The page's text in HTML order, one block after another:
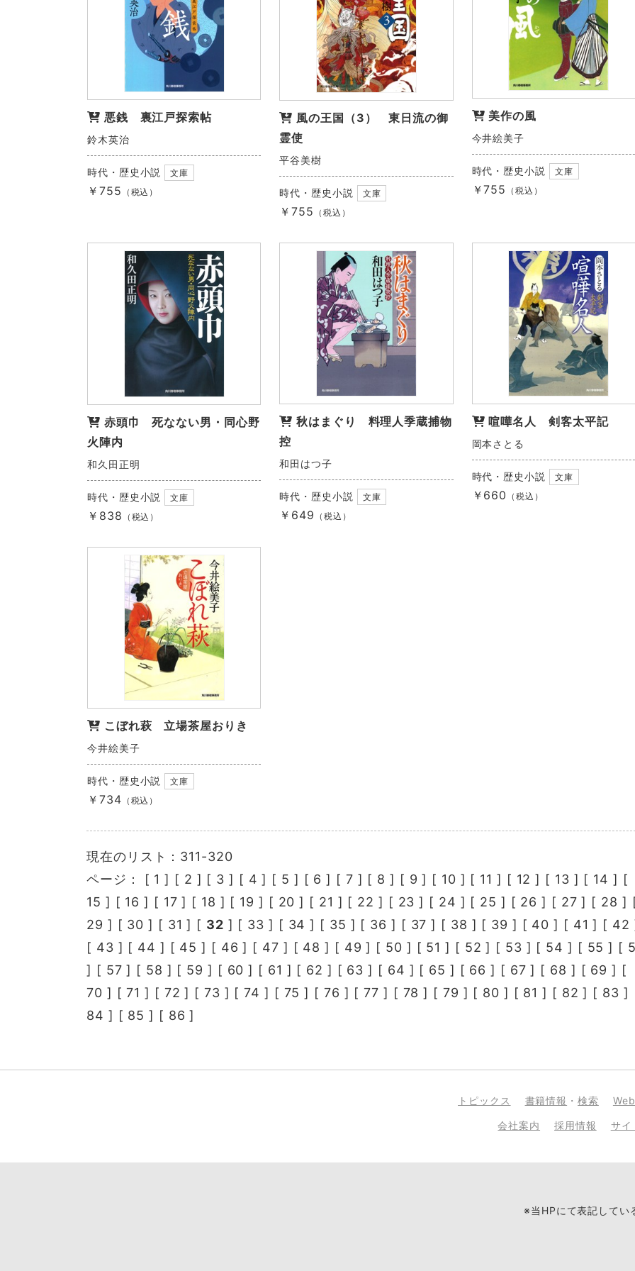
悪銭 裏江戸探索帖
鈴木英治
時代・歴史小説 文庫
￥755 （税込）
風の王国（3） 東日流の御
霊使
平谷美樹
時代・歴史小説 文庫
￥755 （税込）
美作の風
今井絵美子
時代・歴史小説 文庫
￥755 （税込）
赤頭巾 死なない男・同心野
火陣内
和久田正明
時代・歴史小説 文庫
￥838 （税込）
秋はまぐり 料理人季蔵捕物
控
和田はつ子
時代・歴史小説 文庫
￥649 （税込）
喧嘩名人 剣客太平記
岡本さとる
時代・歴史小説 文庫
￥660 （税込）
こぼれ萩 立場茶屋おりき
今井絵美子
時代・歴史小説 文庫
￥734 （税込）
現在のリスト：311-320
ページ： [ 1 ] [ 2 ] [ 3 ] [ 4 ] [ 5 ] [ 6 ] [ 7 ] [ 8 ] [ 9 ] [ 10 ] [ 11 ] [ 12 ] [ 13 ] [ 14 ] [
15 ] [ 16 ] [ 17 ] [ 18 ] [ 19 ] [ 20 ] [ 21 ] [ 22 ] [ 23 ] [ 24 ] [ 25 ] [ 26 ] [ 27 ] [ 28 ]
29 ] [ 30 ] [ 31 ] [ 32 ] [ 33 ] [ 34 ] [ 35 ] [ 36 ] [ 37 ] [ 38 ] [ 39 ] [ 40 ] [ 41 ] [ 42
[ 43 ] [ 44 ] [ 45 ] [ 46 ] [ 47 ] [ 48 ] [ 49 ] [ 50 ] [ 51 ] [ 52 ] [ 53 ] [ 54 ] [ 55 ] [
] [ 57 ] [ 58 ] [ 59 ] [ 60 ] [ 61 ] [ 62 ] [ 63 ] [ 64 ] [ 65 ] [ 66 ] [ 67 ] [ 68 ] [ 69 ] [
70 ] [71 ] [ 72 ] [ 73 ] [74 ] [ 75 ] [ 76 ] [77 ] [ 78 ] [ 79 ] [ 80 ] [ 81 ] [ 82 ] [ 83 ]
84 ] [ 85 ] [ 86 ]
トピックス 書籍情報 ・検索
会社案内 採用情報 サイ
※当HPにて表記してい